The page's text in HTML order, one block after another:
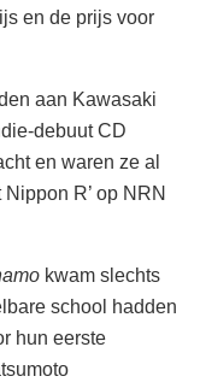
en de prijs voor
aan Kawasaki
debuut CD
en waren ze al
R’ op NRN
kwam slechts
school hadden
hun eerste